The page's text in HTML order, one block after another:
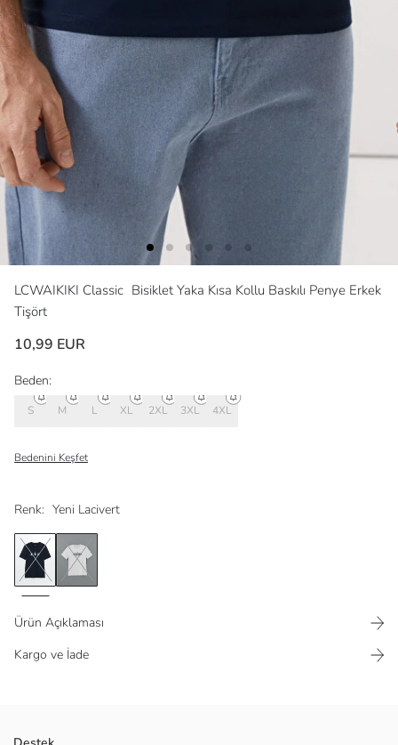
LCWAIKIKI Classic Bisiklet Yaka Kısa Kollu Baskılı Penye Erkek
Tişört
10,99 EUR
Renk: Yeni Lacivert
Beden:
S M L XL 2XL 3XL 4XL
Bedenini Keşfet
Ürün Açıklaması
Kargo ve İade
%100 pamuklu penye kumaşı sayesinde yaz aylarında rahat bir kullanım